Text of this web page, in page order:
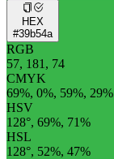
HEX
#39b54a
RGB
57, 181, 74
CMYK
69%, 0%, 59%, 29%
HSV
128°, 69%, 71%
HSL
128°, 52%, 47%